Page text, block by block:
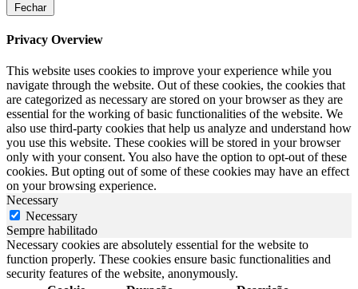
Fechar
Privacy Overview
This website uses cookies to improve your experience while you
navigate through the website. Out of these cookies, the cookies that
are categorized as necessary are stored on your browser as they are
essential for the working of basic functionalities of the website. We
also use third-party cookies that help us analyze and understand how
you use this website. These cookies will be stored in your browser
only with your consent. You also have the option to opt-out of these
cookies. But opting out of some of these cookies may have an effect
on your browsing experience.
Necessary
Necessary
Sempre habilitado
Necessary cookies are absolutely essential for the website to
function properly. These cookies ensure basic functionalities and
security features of the website, anonymously.